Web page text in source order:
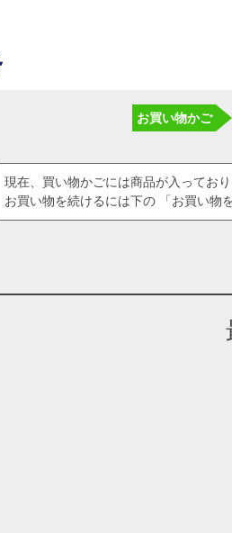
お買い物かご
現在、買い物かごには商品が入っており
お買い物を続けるには下の 「お買い物